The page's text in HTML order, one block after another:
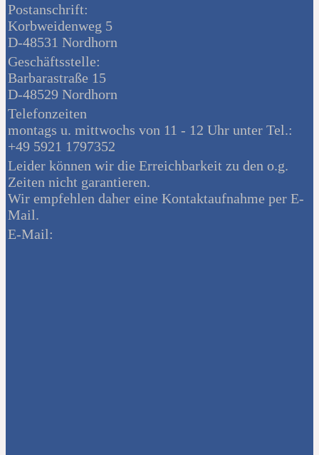
Postanschrift:
Korbweidenweg 5
D-48531 Nordhorn
Geschäftsstelle:
Barbarastraße 15
D-48529 Nordhorn
Telefonzeiten
montags u. mittwochs von 11 - 12 Uhr unter Tel.:
+49 5921 1797352
Leider können wir die Erreichbarkeit zu den o.g.
Zeiten nicht garantieren.
Wir empfehlen daher eine Kontaktaufnahme per E-
Mail.
E-Mail: